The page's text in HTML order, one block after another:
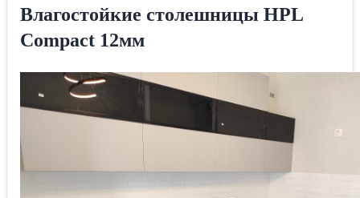
Влагостойкие столешницы HPL
Compact 12мм